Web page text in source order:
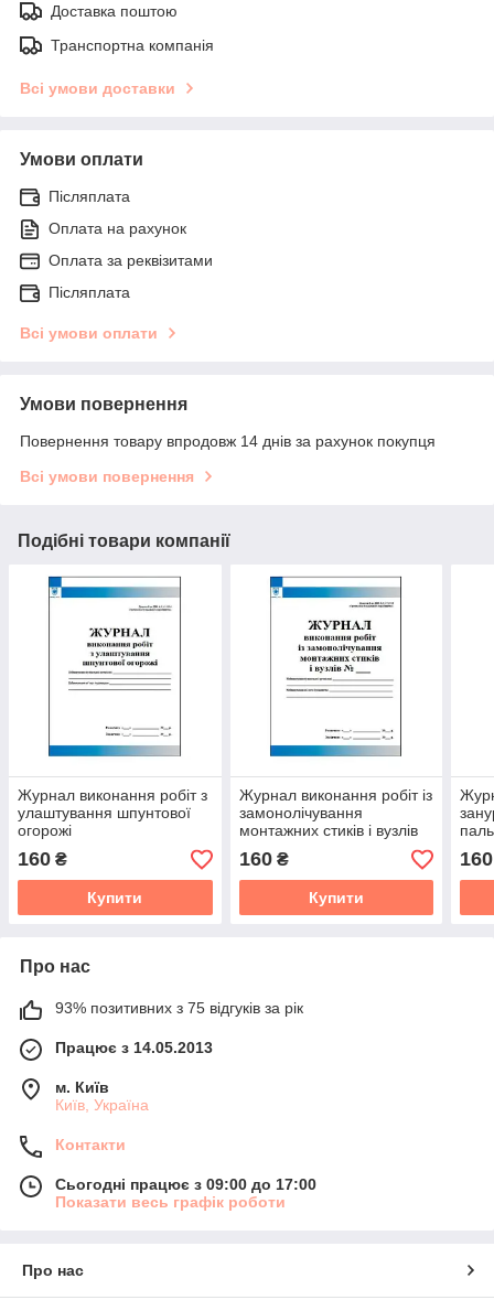
Доставка поштою
Транспортна компанія
Всі умови доставки
Умови оплати
Післяплата
Оплата на рахунок
Оплата за реквізитами
Післяплата
Всі умови оплати
Умови повернення
Повернення товару впродовж 14 днів за рахунок покупця
Всі умови повернення
Подібні товари компанії
Журнал виконання робіт з
улаштування шпунтової
огорожі
160 ₴
Купити
Журнал виконання робіт із
замонолічування
монтажних стиків і вузлів
160₴
Купити
паль
160
Про нас
93% позитивних з 75 відгуків за рік
Працює з 14.05.2013
м. Київ
Київ, Україна
Контакти
Сьогодні працює з 09:00 до 17:00
Показати весь графік роботи
Про нас